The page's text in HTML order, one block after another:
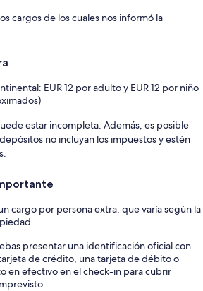
cargos de los cuales nos informó la
EUR 12 por adulto y EUR 12 por niño
estar incompleta. Además, es posible
no incluyan los impuestos y estén
cargo por persona extra, que varía según la
presentar una identificación oficial con
de crédito, una tarjeta de débito o
en efectivo en el check-in para cubrir